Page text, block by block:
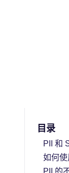
目录
PII 和
如何使
PII 的